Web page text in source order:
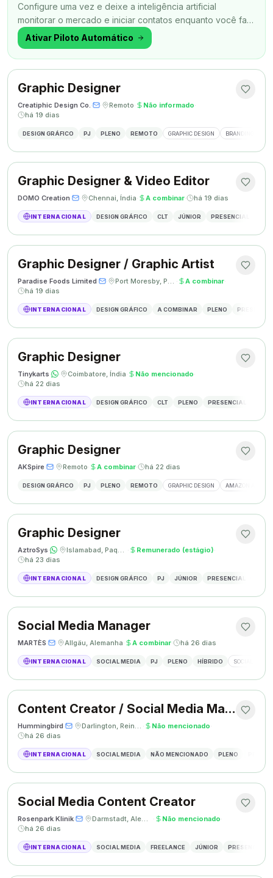
Configure uma vez e deixe a inteligência artificial
monitorar o mercado e iniciar contatos enquanto você faz
outra coisa.
Ativar Piloto Automático
Graphic Designer
Creatiphic Design Co.· · Remoto· Não informado·
há 19 dias
DESIGN GRÁFICO PJ PLENO REMOTO GRAPHIC DESIGN BRANDING
Graphic Designer & Video Editor
DOMO Creation· · Chennai, Índia· A combinar· há 19 dias
INTERNACIONAL DESIGN GRÁFICO CLT JÚNIOR PRESENCIAL
Graphic Designer / Graphic Artist
Paradise Foods Limited· · Port Moresby, Papua Nova Guiné · A combinar·
há 19 dias
INTERNACIONAL DESIGN GRÁFICO A COMBINAR PLENO
Graphic Designer
Tinykarts· · Coimbatore, Índia· Não mencionado·
há 22 dias
INTERNACIONAL DESIGN GRÁFICO CLT PLENO PRESENCIAL
Graphic Designer
AKSpire· · Remoto· A combinar· há 22 dias
DESIGN GRÁFICO PJ PLENO REMOTO GRAPHIC DESIGN AMAZON A+
Graphic Designer
AztroSys· · Islamabad, Paquistão · Remunerado (estágio)·
há 23 dias
INTERNACIONAL DESIGN GRÁFICO PJ JÚNIOR PRESENCIAL
Social Media Manager
MARTÈS· · Allgäu, Alemanha· A combinar· há 26 dias
INTERNACIONAL SOCIAL MEDIA PJ PLENO HÍBRIDO SOCIAL MEDIA
Content Creator / Social Media Manager
Hummingbird· · Darlington, Reino Unido · Não mencionado·
há 26 dias
INTERNACIONAL SOCIAL MEDIA NÃO MENCIONADO PLENO
Social Media Content Creator
Rosenpark Klinik· · Darmstadt, Alemanha · Não mencionado·
há 26 dias
INTERNACIONAL SOCIAL MEDIA FREELANCE JÚNIOR PRESENCIAL